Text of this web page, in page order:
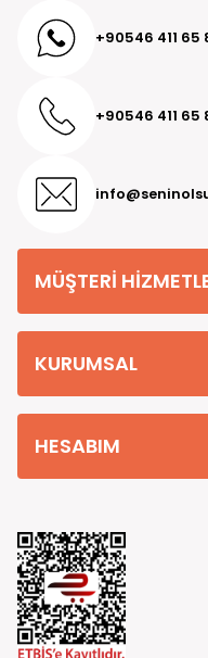
+90546 411 65
+90546 411 65
MÜŞTERİ
KURUMSAL
HESABIM